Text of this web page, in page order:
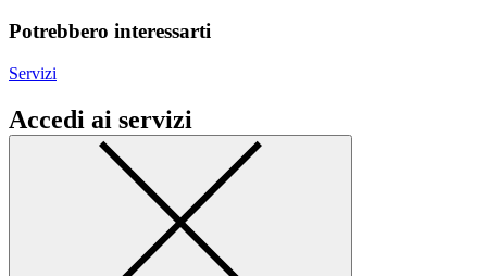
Potrebbero interessarti
Servizi
Accedi ai servizi